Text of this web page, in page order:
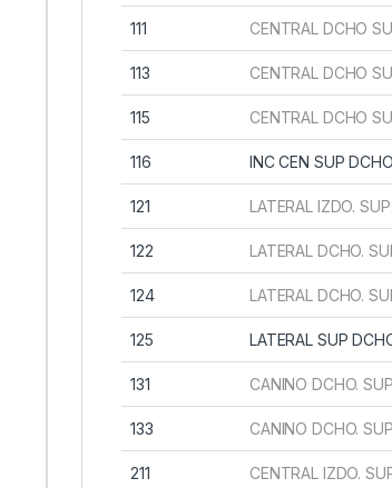
111 CENTRAL DCHO
113 CENTRAL DCHO
115 CENTRAL DCHO
116 INC CEN SUP DCHO
121 LATERAL IZDO. SUP.
122 LATERAL DCHO.
124 LATERAL DCHO.
125 LATERAL SUP
131 CANINO DCHO.
133 CANINO DCHO.
211 CENTRAL IZDO.